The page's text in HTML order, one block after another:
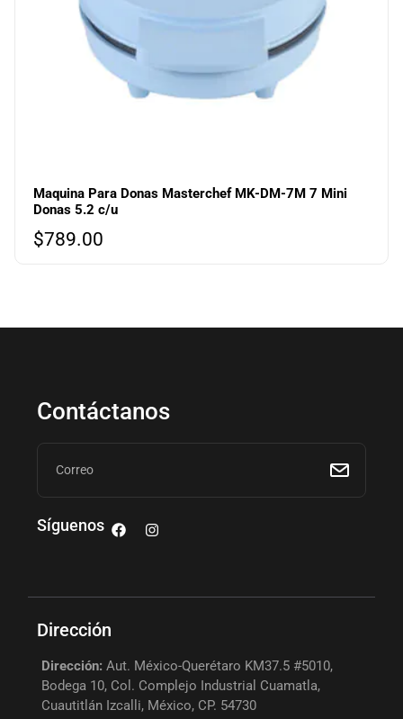
Maquina Para Donas Masterchef MK-DM-7M 7 Mini
Donas 5.2 c/u
$789.00
Contáctanos
Síguenos
Dirección
Dirección: Aut. México-Querétaro KM37.5 #5010,
Bodega 10, Col. Complejo Industrial Cuamatla,
Cuautitlán Izcalli, México, CP. 54730